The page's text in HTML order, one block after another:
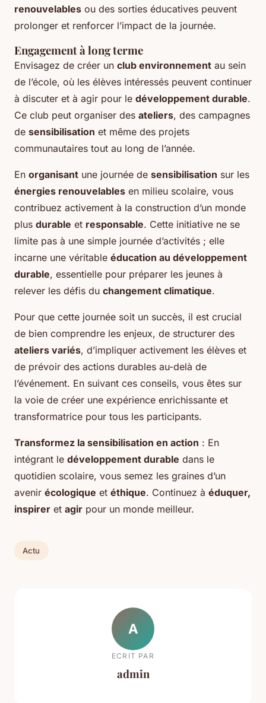
renouvelables ou des sorties éducatives peuvent
prolonger et renforcer l’impact de la journée.
Engagement à long terme
Envisagez de créer un club environnement au sein
de l’école, où les élèves intéressés peuvent continuer
à discuter et à agir pour le développement durable.
Ce club peut organiser des ateliers, des campagnes
de sensibilisation et même des projets
communautaires tout au long de l’année.
En organisant une journée de sensibilisation sur les
énergies renouvelables en milieu scolaire, vous
contribuez activement à la construction d’un monde
plus durable et responsable. Cette initiative ne se
limite pas à une simple journée d’activités ; elle
incarne une véritable éducation au développement
durable, essentielle pour préparer les jeunes à
relever les défis du changement climatique.
Pour que cette journée soit un succès, il est crucial
de bien comprendre les enjeux, de structurer des
ateliers variés, d’impliquer activement les élèves et
de prévoir des actions durables au-delà de
l’événement. En suivant ces conseils, vous êtes sur
la voie de créer une expérience enrichissante et
transformatrice pour tous les participants.
Transformez la sensibilisation en action : En
intégrant le développement durable dans le
quotidien scolaire, vous semez les graines d’un
avenir écologique et éthique. Continuez à éduquer,
inspirer et agir pour un monde meilleur.
Actu
A
ECRIT PAR
admin